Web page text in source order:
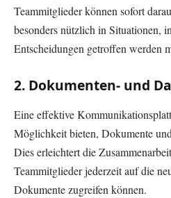
Teammitglieder können sofort
besonders nützlich in Situationen,
Entscheidungen getroffen werden
2. Dokumenten- und
Eine effektive
Möglichkeit bieten, Dokumente
Dies erleichtert die
Teammitglieder jederzeit auf die
Dokumente zugreifen können.